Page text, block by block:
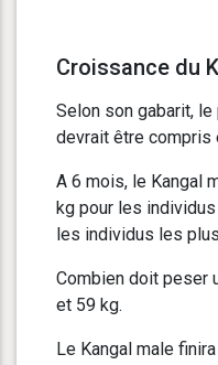
Croissance du
Selon son gabarit,
devrait être compris
A 6 mois, le Kangal
kg pour les
les individus les
Combien doit peser
et 59 kg.
Le Kangal male